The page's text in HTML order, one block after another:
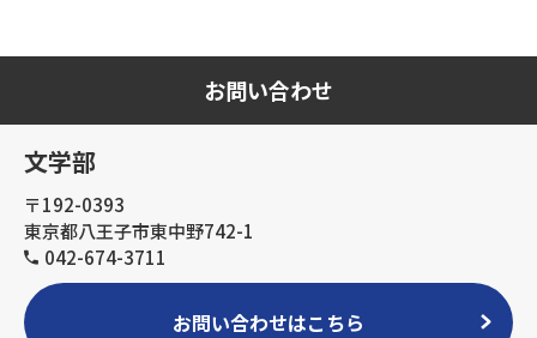
お問い合わせ
文学部
〒192-0393
東京都八王子市東中野742-1
042-674-3711
お問い合わせはこちら